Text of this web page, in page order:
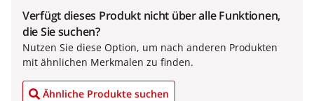
Verfügt dieses Produkt nicht über alle Funktionen,
die Sie suchen?
Nutzen Sie diese Option, um nach anderen Produkten
mit ähnlichen Merkmalen zu finden.
Ähnliche Produkte suchen